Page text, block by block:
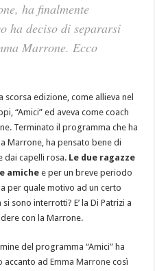
ha finalmente
ha deciso di separarsi
Marrone. Ecco
scorsa edizione, come allieva nel
“Amici” ed aveva come coach
Terminato il programma che ha
Marrone, ha pensato bene di
dai capelli rosa. Le due ragazze
amiche e per un breve periodo
per quale motivo ad un certo
sono interrotti? E’ la Di Patrizi a
con la Marrone.
del programma “Amici” ha
accanto adEmma Marrone così